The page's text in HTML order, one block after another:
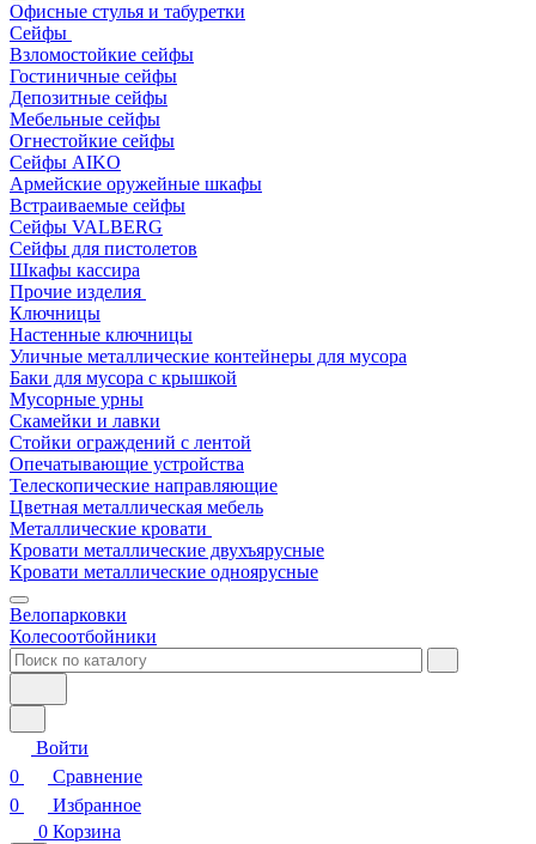
Офисные стулья и табуретки
Сейфы
Взломостойкие сейфы
Гостиничные сейфы
Депозитные сейфы
Мебельные сейфы
Огнестойкие сейфы
Сейфы AIKO
Армейские оружейные шкафы
Встраиваемые сейфы
Сейфы VALBERG
Сейфы для пистолетов
Шкафы кассира
Прочие изделия
Ключницы
Настенные ключницы
Уличные металлические контейнеры для мусора
Баки для мусора с крышкой
Мусорные урны
Скамейки и лавки
Стойки ограждений с лентой
Опечатывающие устройства
Телескопические направляющие
Цветная металлическая мебель
Металлические кровати
Кровати металлические двухъярусные
Кровати металлические одноярусные
Велопарковки
Колесоотбойники
Войти
0
Сравнение
0
Избранное
0 Корзина